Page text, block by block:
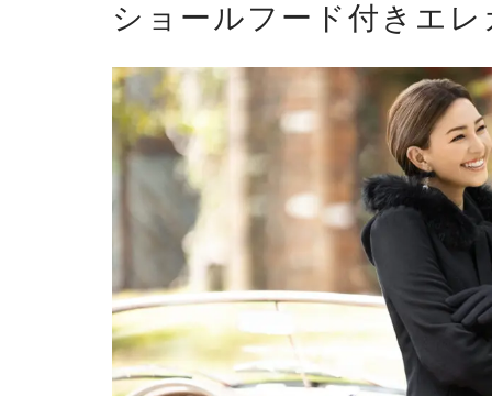
ショールフード付きエ